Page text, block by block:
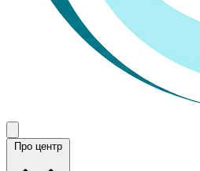
Про центр